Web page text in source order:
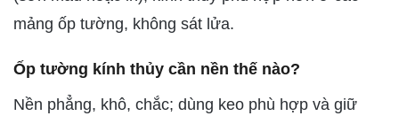
mảng ốp tường, không sát lửa.
Ốp tường kính thủy cần nền thế nào?
Nền phẳng, khô, chắc; dùng keo phù hợp và giữ